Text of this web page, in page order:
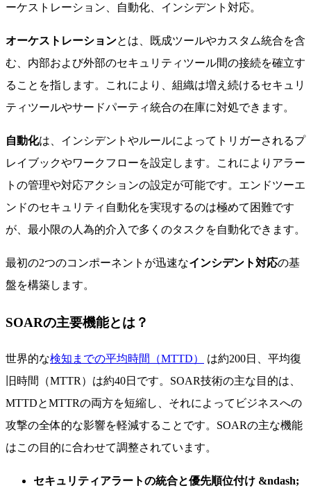
ーケストレーション、自動化、インシデント対応。
オーケストレーションとは、既成ツールやカスタム統合を含
む、内部および外部のセキュリティツール間の接続を確立す
ることを指します。これにより、組織は増え続けるセキュリ
ティツールやサードパーティ統合の在庫に対処できます。
自動化は、インシデントやルールによってトリガーされるプ
レイブックやワークフローを設定します。これによりアラー
トの管理や対応アクションの設定が可能です。エンドツーエ
ンドのセキュリティ自動化を実現するのは極めて困難です
が、最小限の人為的介入で多くのタスクを自動化できます。
最初の2つのコンポーネントが迅速なインシデント対応の基
盤を構築します。
SOARの主要機能とは？
世界的な検知までの平均時間（MTTD）
は約200日、平均復
旧時間（MTTR）は約40日です。SOAR技術の主な目的は、
MTTDとMTTRの両方を短縮し、それによってビジネスへの
攻撃の全体的な影響を軽減することです。SOARの主な機能
はこの目的に合わせて調整されています。
セキュリティアラートの統合と優先順位付け &ndash;